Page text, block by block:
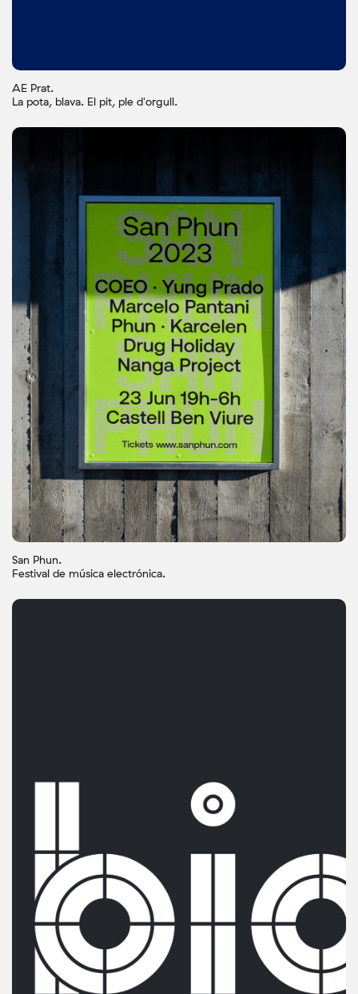
AE Prat.
La pota, blava. El pit, ple d'orgull.
San Phun.
Festival de música electrónica.